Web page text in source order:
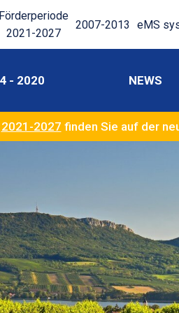
Förderperiode
2021-2027
2007-2013 eMS
- 2020 NEWS
2021-2027 finden Sie auf der